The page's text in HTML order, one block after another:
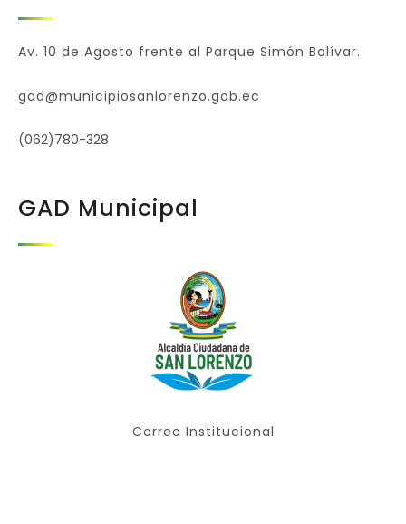
Av. 10 de Agosto frente al Parque Simón Bolívar.
gad@municipiosanlorenzo.gob.ec
(062)780-328
GAD Municipal
Correo Institucional